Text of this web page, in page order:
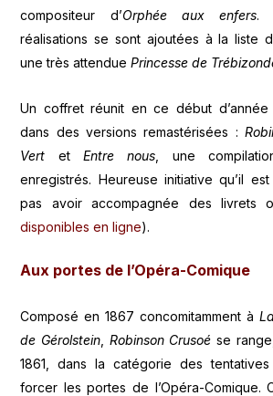
compositeur d’Orphée aux enfers.
réalisations se sont ajoutées à la liste
une très attenduePrincesse de
Un coffret réunit en ce début
dans des versions remastérisées :
Vert etEntre nous, une
enregistrés. Heureuse initiative qu’il
pas avoir accompagnée des livrets
disponibles en ligne).
Aux portes de l’Opéra-Comique
Composé en 1867 concomitamment à
de Gérolstein Robinson Crusoé se
1861, dans la catégorie des tentatives
forcer les portes de l’Opéra-Comique.